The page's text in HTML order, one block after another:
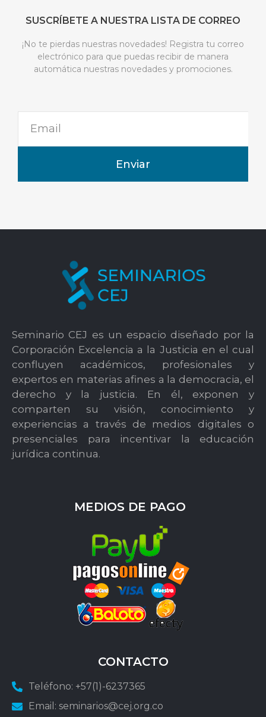
SUSCRÍBETE A NUESTRA LISTA DE CORREO
¡No te pierdas nuestras novedades! Registra tu correo
electrónico para que puedas recibir de manera
automática nuestras novedades y promociones.
Enviar
Seminario CEJ es un espacio diseñado por la
Corporación Excelencia a la Justicia en el cual
confluyen académicos, profesionales y
expertos en materias afines a la democracia, el
derecho y la justicia. En él, exponen y
comparten su visión, conocimiento y
experiencias a través de medios digitales o
presenciales para incentivar la educación
jurídica continua.
MEDIOS DE PAGO
CONTACTO
Teléfono: +57(1)-6237365
Email: seminarios@cej.org.co